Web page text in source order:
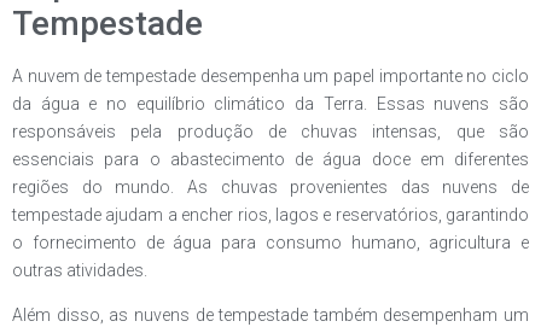
Tempestade
A nuvem de tempestade desempenha um papel importante no ciclo
da água e no equilíbrio climático da Terra. Essas nuvens são
responsáveis pela produção de chuvas intensas, que são
essenciais para o abastecimento de água doce em diferentes
regiões do mundo. As chuvas provenientes das nuvens de
tempestade ajudam a encher rios, lagos e reservatórios, garantindo
o fornecimento de água para consumo humano, agricultura e
outras atividades.
Além disso, as nuvens de tempestade também desempenham um